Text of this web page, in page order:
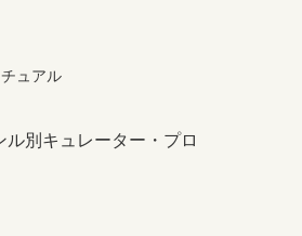
ュアル
ル別キュレーター・プロ